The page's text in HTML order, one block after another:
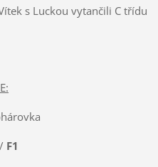
s Luckou vytančili C třídu
F1